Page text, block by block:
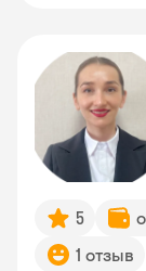
5
1 отзыв